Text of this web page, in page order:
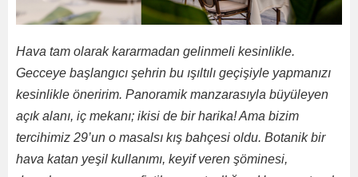
Hava tam olarak kararmadan gelinmeli kesinlikle.
Gecceye başlangıcı şehrin bu ışıltılı geçişiyle yapmanızı
kesinlikle öneririm. Panoramik manzarasıyla büyüleyen
açık alanı, iç mekanı; ikisi de bir harika! Ama bizim
tercihimiz 29’un o masalsı kış bahçesi oldu. Botanik bir
hava katan yeşil kullanımı, keyif veren şöminesi,